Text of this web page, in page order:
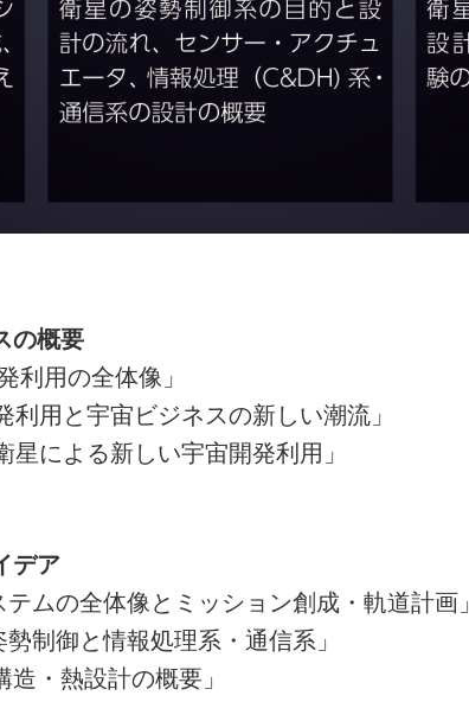
の概要
用の全体像」
と宇宙ビジネスの新しい潮流」
よる新しい宇宙開発利用」
デア
の全体像とミッション創成・軌道計画」
御と情報処理系・通信系」
熱設計の概要」